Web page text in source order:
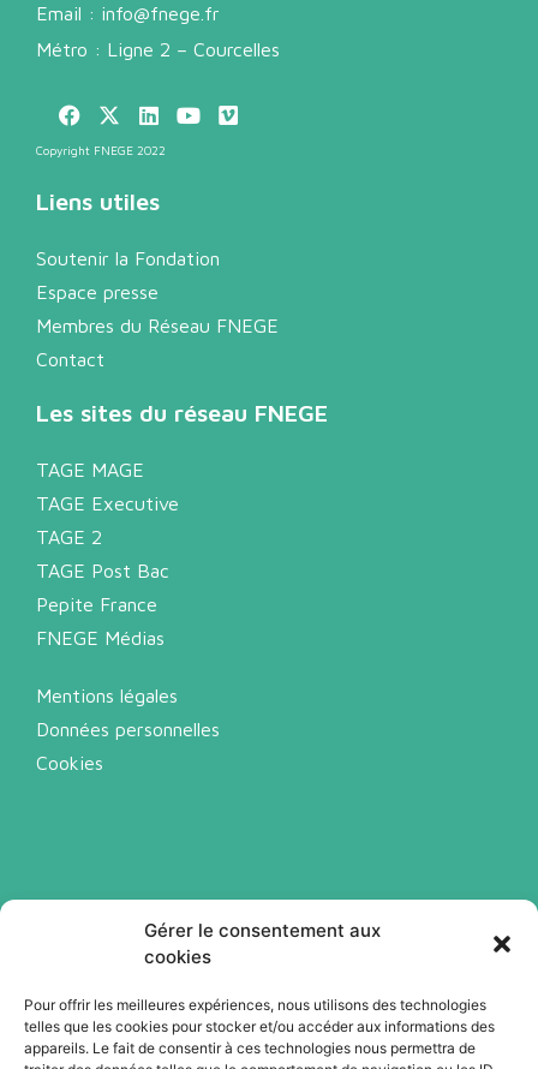
Gérer le consentement aux
cookies
Pour offrir les meilleures expériences, nous utilisons des technologies
telles que les cookies pour stocker et/ou accéder aux informations des
appareils. Le fait de consentir à ces technologies nous permettra de
Email : info@fnege.fr
Métro : Ligne 2 – Courcelles
Copyright FNEGE 2022
Liens utiles
Soutenir la Fondation
Espace presse
Membres du Réseau FNEGE
Contact
Les sites du réseau FNEGE
TAGE MAGE
TAGE Executive
TAGE 2
TAGE Post Bac
Pepite France
FNEGE Médias
Mentions légales
Données personnelles
Cookies
Abonnez-vous à notre newsletter